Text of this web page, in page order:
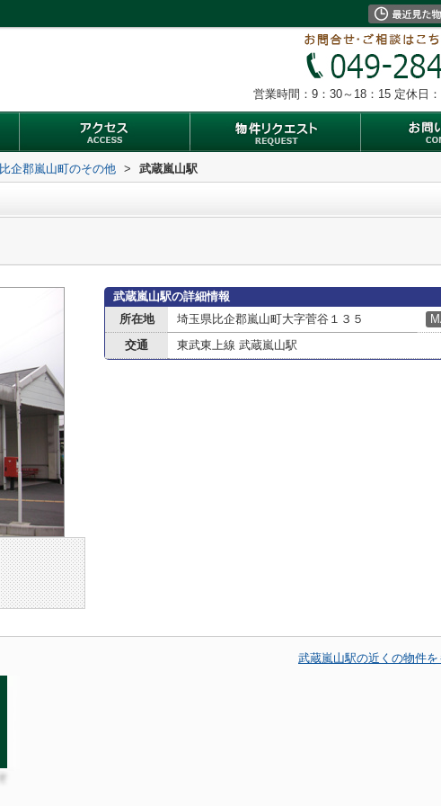
営業時間：9：30～18：15 定休日
比企郡嵐山町のその他 > 武蔵嵐山駅
武蔵嵐山駅の詳細情報
所在地
埼玉県比企郡嵐山町大字菅谷１３５
交通 東武東上線 武蔵嵐山駅
武蔵嵐山駅の近くの物件を